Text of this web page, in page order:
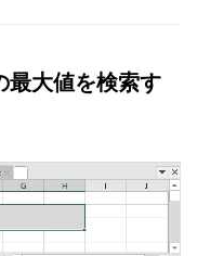
最大値を検索す